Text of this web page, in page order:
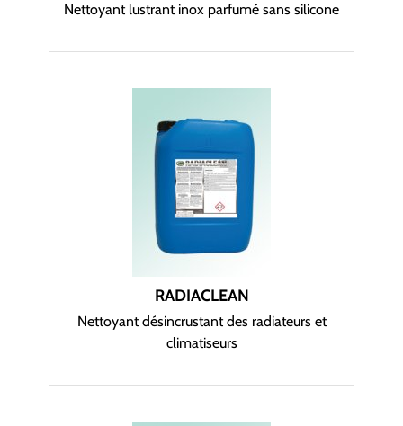
Nettoyant lustrant inox parfumé sans silicone
RADIACLEAN
Nettoyant désincrustant des radiateurs et
climatiseurs